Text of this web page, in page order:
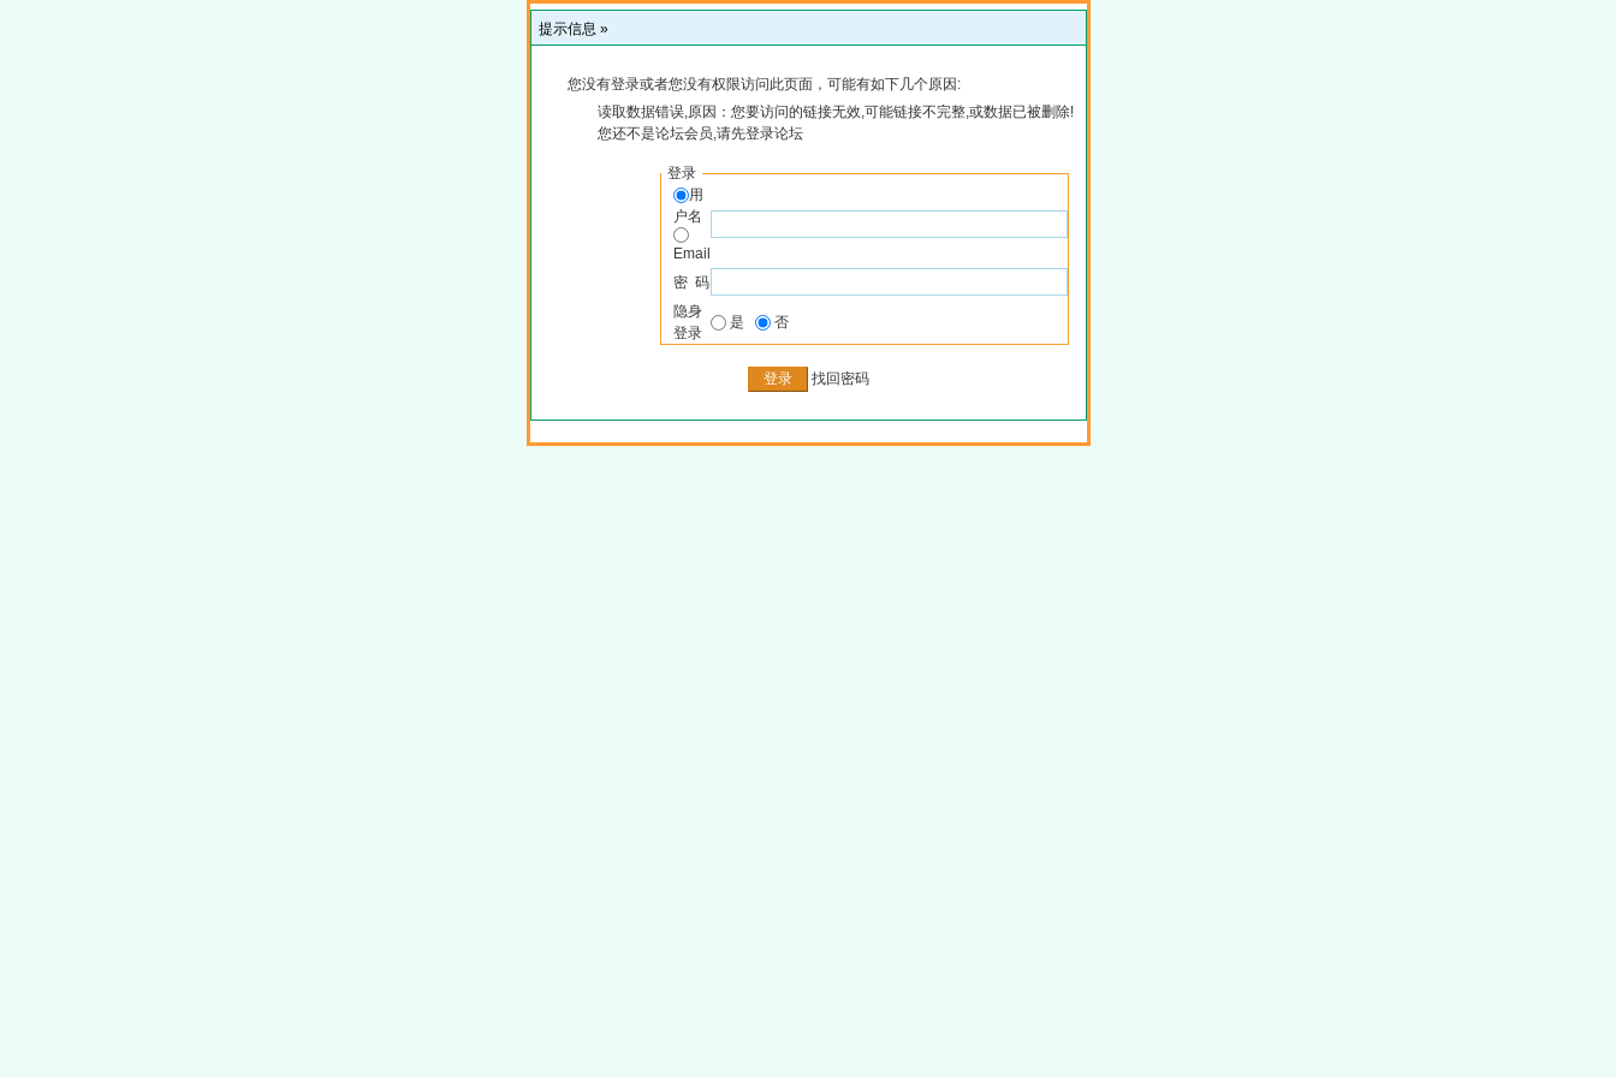
提示信息 »
您没有登录或者您没有权限访问此页面，可能有如下几个原因:
读取数据错误,原因：您要访问的链接无效,可能链接不完整,或数据已被删除!
您还不是论坛会员,请先登录论坛
登录
用
户名
Email
密 码
隐身
登录
是 否
找回密码